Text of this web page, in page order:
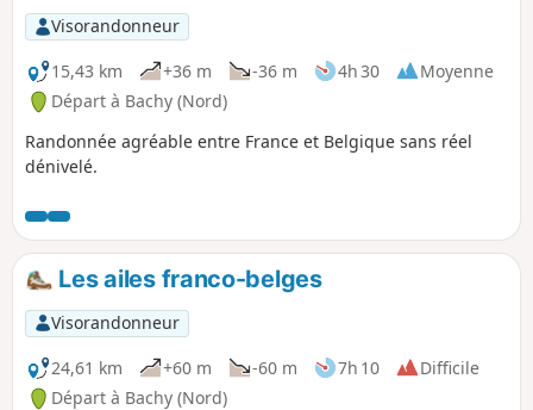
Visorandonneur
15,43 km
+36 m -36 m 4h 30
Moyenne
Départ à Bachy (Nord)
Randonnée agréable entre France et Belgique sans réel
dénivelé.
Les ailes franco-belges
Visorandonneur
24,61 km
+60 m -60 m 7h 10
Difficile
Départ à Bachy (Nord)